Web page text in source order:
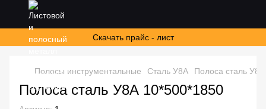
Скачать прайс - лист
Полосы инструментальные Сталь У8А Полоса сталь
Полоса сталь У8А 10*500*1850